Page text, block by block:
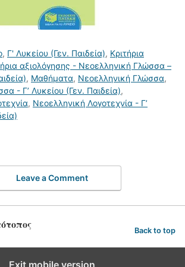
, Γ' Λυκείου (Γεν. Παιδεία), Κριτήρια
αξιολόγησης - Νεοελληνική Γλώσσα –
, Μαθήματα, Νεοελληνική Γλώσσα,
- Γ’ Λυκείου (Γεν. Παιδεία),
, Νεοελληνική Λογοτεχνία - Γ’
Leave a Comment
Back to top
Exit mobile version